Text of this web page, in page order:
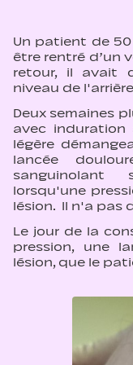
Un patient de
être rentré d’un
retour, il avait
niveau de
Deux semaines
avec
légère
lancée
sanguinolant
lorsqu'une
lésion. Il n'a pas
Le jour de la
pression, une
lésion, que le